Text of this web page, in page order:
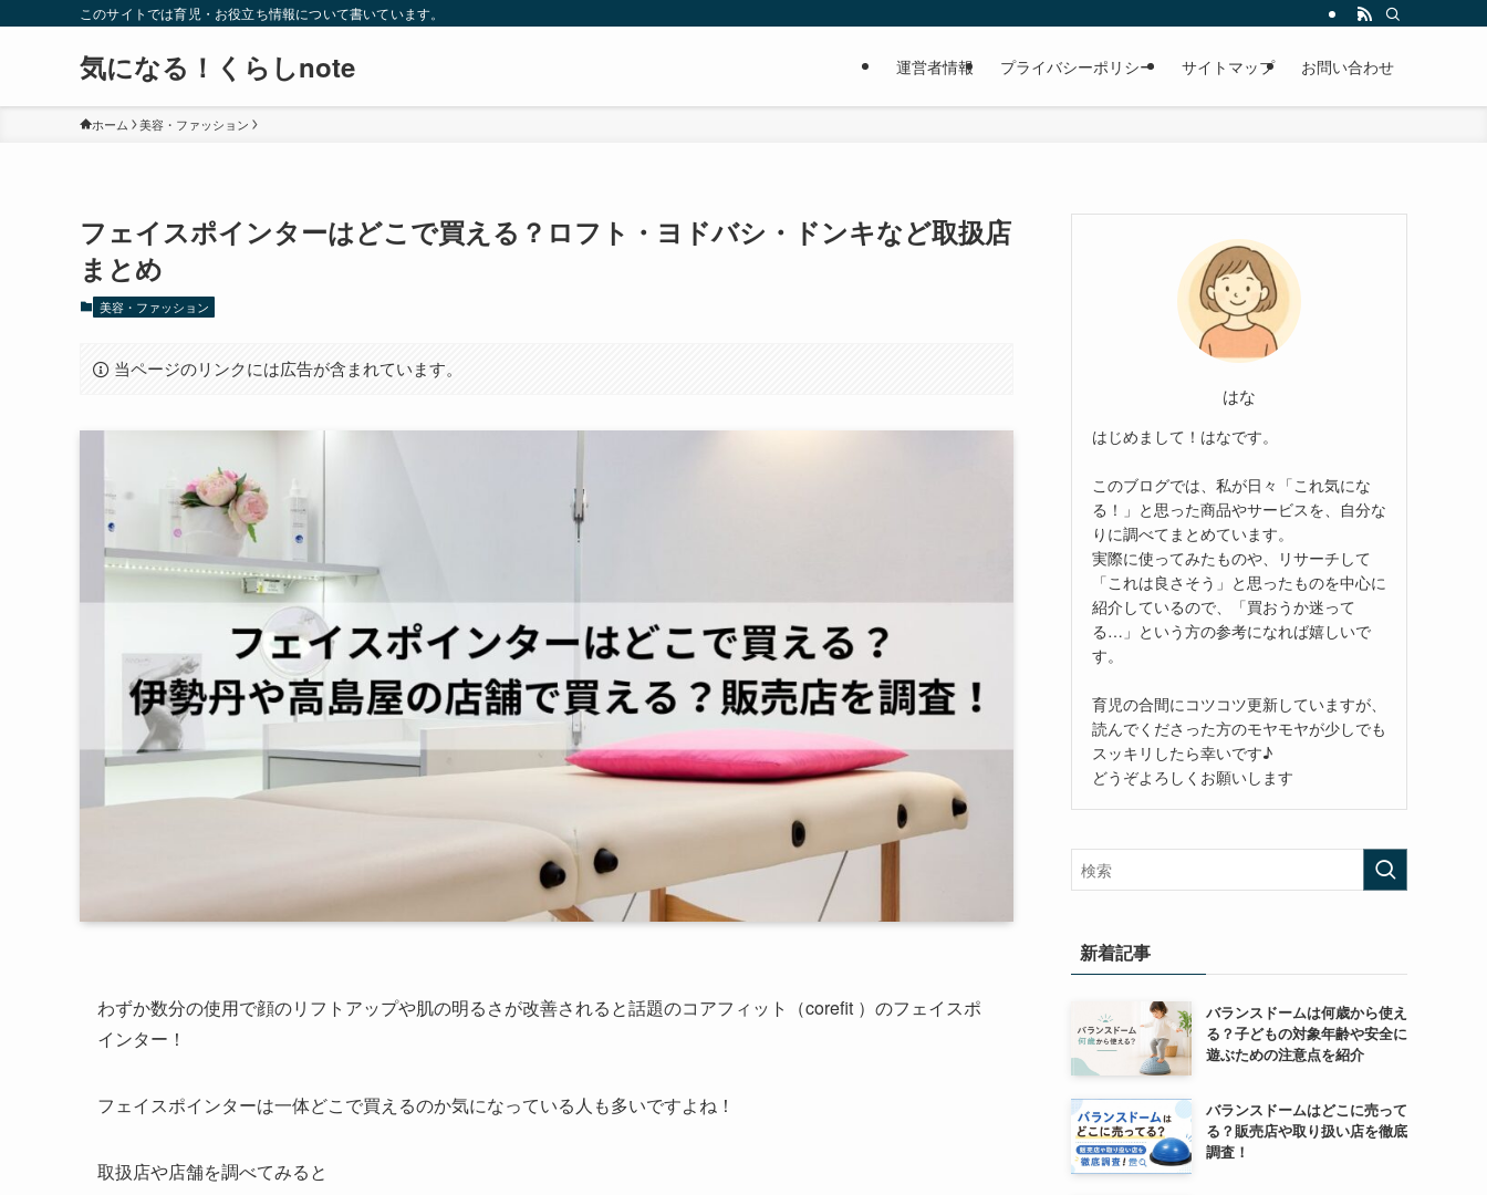
このサイトでは育児・お役立ち情報について書いています。
気になる！くらしnote 運営者情報 プライバシーポリシー サイトマップ お問い合わせ
ホーム 美容・ファッション
フェイスポインターはどこで買える？ロフト・ヨドバシ・ドンキなど取扱店
まとめ
美容・ファッション
当ページのリンクには広告が含まれています。
わずか数分の使用で顔のリフトアップや肌の明るさが改善されると話題のコアフィット（corefit ）のフェイスポ
インター！
フェイスポインターは一体どこで買えるのか気になっている人も多いですよね！
取扱店や店舗を調べてみると
はな
はじめまして！はなです。
このブログでは、私が日々「これ気にな
る！」と思った商品やサービスを、自分な
りに調べてまとめています。
実際に使ってみたものや、リサーチして
「これは良さそう」と思ったものを中心に
紹介しているので、「買おうか迷って
る…」という方の参考になれば嬉しいで
す。
育児の合間にコツコツ更新していますが、
読んでくださった方のモヤモヤが少しでも
スッキリしたら幸いです♪
どうぞよろしくお願いします
新着記事
バランスドームは何歳から使え
る？子どもの対象年齢や安全に
遊ぶための注意点を紹介
バランスドームはどこに売って
る？販売店や取り扱い店を徹底
調査！